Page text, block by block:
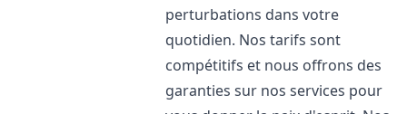
perturbations dans votre
quotidien. Nos tarifs sont
compétitifs et nous offrons des
garanties sur nos services pour